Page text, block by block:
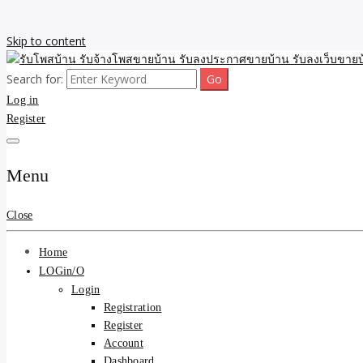
Skip to content
รับโพสบ้าน รับจ้างโพสขา
รับโพสบ้าน ที่ดิน SEOขายบ้
รับจ้างโพสขายบ้าน รับลงเว็บขายบ้าน รับโพสบ้าน รับลงประกาศขายบ้
Search for:
Log in
Register
Menu
Close
Home
LOGin/O
Login
Registration
Register
Account